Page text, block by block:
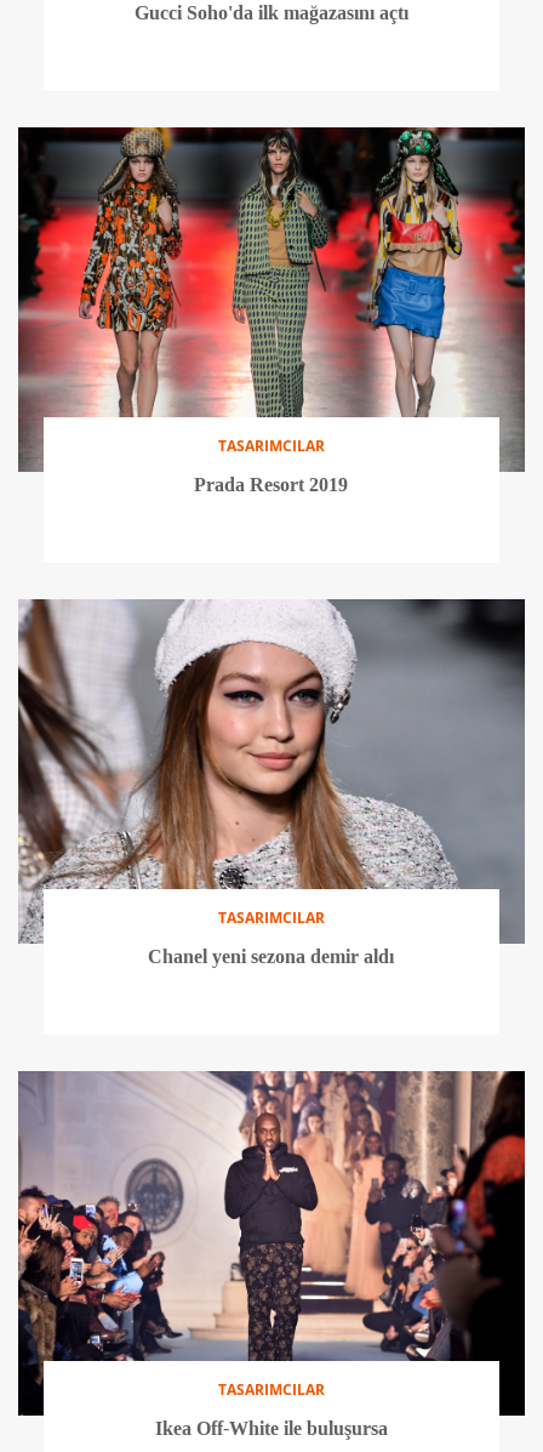
Gucci Soho'da ilk mağazasını açtı
TASARIMCILAR
Prada Resort 2019
TASARIMCILAR
Chanel yeni sezona demir aldı
TASARIMCILAR
Ikea Off-White ile buluşursa